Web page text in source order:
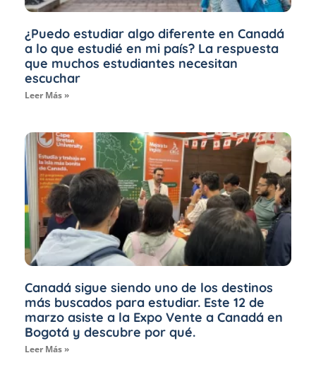
¿Puedo estudiar algo diferente en Canadá
a lo que estudié en mi país? La respuesta
que muchos estudiantes necesitan
escuchar
Leer Más »
Canadá sigue siendo uno de los destinos
más buscados para estudiar. Este 12 de
marzo asiste a la Expo Vente a Canadá en
Bogotá y descubre por qué.
Leer Más »